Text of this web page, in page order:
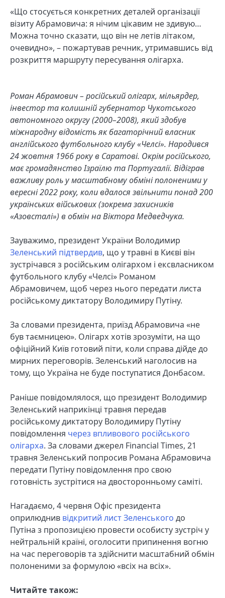
«Що стосується конкретних деталей організації
візиту Абрамовича: я нічим цікавим не здивую…
Можна точно сказати, що він не летів літаком,
очевидно», – пожартував речник, утримавшись від
розкриття маршруту пересування олігарха.
Роман Абрамович – російський олігарх, мільярдер,
інвестор та колишній губернатор Чукотського
автономного округу (2000–2008), який здобув
міжнародну відомість як багаторічний власник
англійського футбольного клубу «Челсі». Народився
24 жовтня 1966 року в Саратові. Окрім російського,
має громадянство Ізраїлю та Португалії. Відіграв
важливу роль у масштабному обміні полоненими у
вересні 2022 року, коли вдалося звільнити понад 200
українських військових (зокрема захисників
«Азовсталі») в обмін на Віктора Медведчука.
Зауважимо, президент України Володимир
Зеленський підтвердив, що у травні в Києві він
зустрічався з російським олігархом і ексвласником
футбольного клубу «Челсі» Романом
Абрамовичем, щоб через нього передати листа
російському диктатору Володимиру Путіну.
За словами президента, приїзд Абрамовича «не
був таємницею». Олігарх хотів зрозуміти, на що
офіційний Київ готовий піти, коли справа дійде до
мирних переговорів. Зеленський наголосив на
тому, що Україна не буде поступатися Донбасом.
Раніше повідомлялося, що президент Володимир
Зеленський наприкінці травня передав
російському диктатору Володимиру Путіну
повідомлення через впливового російського
олігарха. За словами джерел Financial Times, 21
травня Зеленський попросив Романа Абрамовича
передати Путіну повідомлення про свою
готовність зустрітися на двосторонньому саміті.
Нагадаємо, 4 червня Офіс президента
оприлюднив відкритий лист Зеленського до
Путіна з пропозицією провести особисту зустріч у
нейтральній країні, оголосити припинення вогню
на час переговорів та здійснити масштабний обмін
полоненими за формулою «всіх на всіх».
Читайте також: